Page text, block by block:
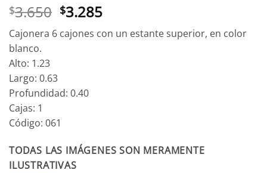
$3.650 El
precio
original
$3.285El
precio
actual
Cajonera 6 cajones con un estante superior, en color
blanco.
Alto: 1.23
Largo: 0.63
Profundidad: 0.40
Cajas: 1
Código: 061
TODAS LAS IMÁGENES SON MERAMENTE
ILUSTRATIVAS